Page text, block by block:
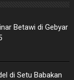
Betawi di Gebyar
di Setu Babakan